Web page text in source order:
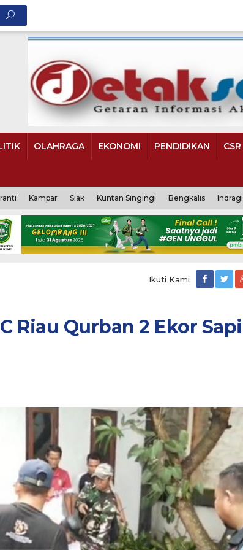
OLAHRAGA EKONOMI PENDIDIKAN CSR
Kampar Siak Kuntan Singingi Bengkalis
Ikuti Kami
Riau Qurban 2 Ekor Sapi